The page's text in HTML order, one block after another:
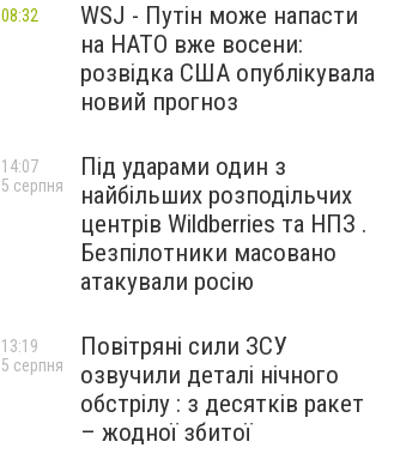
WSJ - Путін може напасти
на НАТО вже восени:
розвідка США опублікувала
новий прогноз
08:32
Під ударами один з
найбільших розподільчих
центрів Wildberries та НПЗ .
Безпілотники масовано
атакували росію
14:07
5 серпня
Повітряні сили ЗСУ
озвучили деталі нічного
обстрілу : з десятків ракет
– жодної збитої
13:19
5 серпня